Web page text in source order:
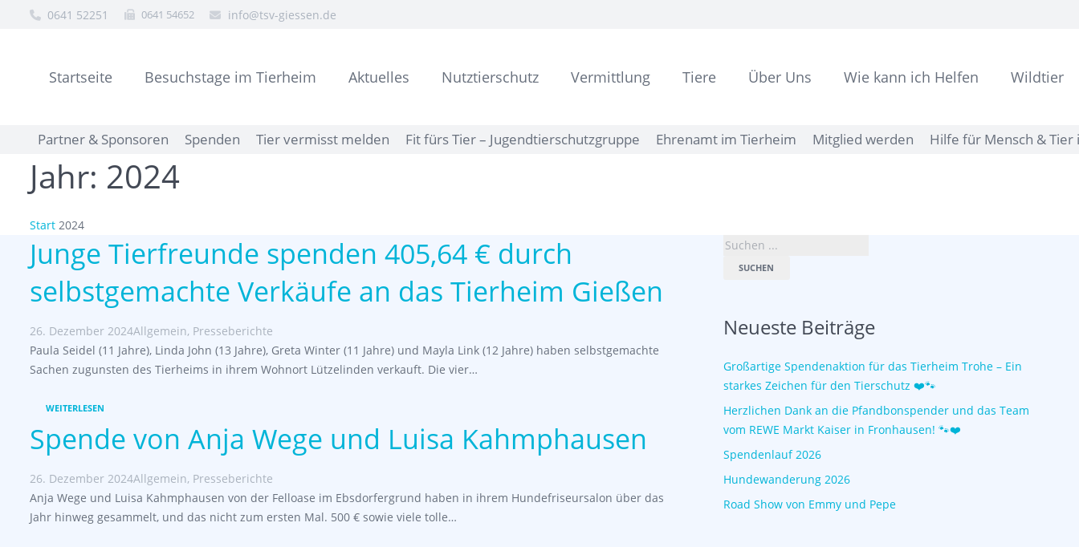
0641 52251 0641 54652 info@tsv-giessen.de
Startseite Besuchstage im Tierheim Aktuelles Nutztierschutz Vermittlung Tiere Über Uns Wie kann ich Helfen Wildtier
Partner & Sponsoren Spenden Tier vermisst melden Fit fürs Tier – Jugendtierschutzgruppe Ehrenamt im Tierheim Mitglied werden Hilfe für Mensch & Tier
Jahr: 2024
Start 2024
Junge Tierfreunde spenden 405,64 € durch
selbstgemachte Verkäufe an das Tierheim Gießen
26. Dezember 2024Allgemein, Presseberichte
Paula Seidel (11 Jahre), Linda John (13 Jahre), Greta Winter (11 Jahre) und Mayla Link (12 Jahre) haben selbstgemachte
Sachen zugunsten des Tierheims in ihrem Wohnort Lützelinden verkauft. Die vier…
WEITERLESEN
Spende von Anja Wege und Luisa Kahmphausen
26. Dezember 2024Allgemein, Presseberichte
Anja Wege und Luisa Kahmphausen von der Felloase im Ebsdorfergrund haben in ihrem Hundefriseursalon über das
Jahr hinweg gesammelt, und das nicht zum ersten Mal. 500 € sowie viele tolle…
SUCHEN
Neueste Beiträge
Großartige Spendenaktion für das Tierheim Trohe – Ein
starkes Zeichen für den Tierschutz ❤️🐾
Herzlichen Dank an die Pfandbonspender und das Team
vom REWE Markt Kaiser in Fronhausen! 🐾❤️
Spendenlauf 2026
Hundewanderung 2026
Road Show von Emmy und Pepe